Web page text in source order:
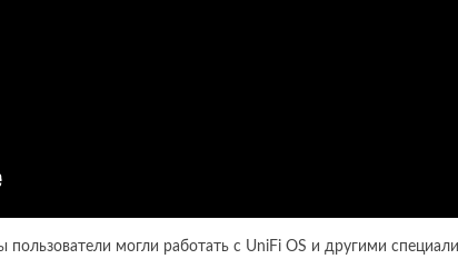
пользователи могли работать с UniFi OS и другими